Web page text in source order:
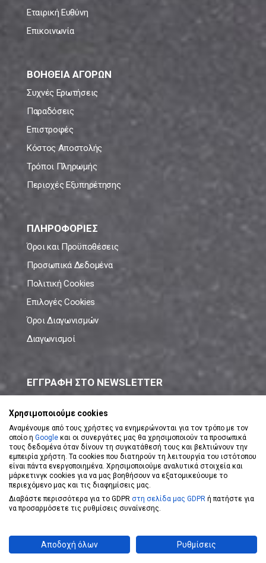
Εταιρική Ευθύνη
Επικοινωνία
ΒΟΗΘΕΙΑ ΑΓΟΡΩΝ
Συχνές Ερωτήσεις
Παραδόσεις
Επιστροφές
Κόστος Αποστολής
Τρόποι Πληρωμής
Περιοχές Εξυπηρέτησης
ΠΛΗΡΟΦΟΡΙΕΣ
Όροι και Προϋποθέσεις
Προσωπικά Δεδομένα
Πολιτική Cookies
Επιλογές Cookies
Όροι Διαγωνισμών
Διαγωνισμοί
ΕΓΓΡΑΦΗ ΣΤΟ NEWSLETTER
ΕΓΓΡΑΦΗ ΣΤΟ NEWSLETTER
Αποδέχομαι τουςΌρους Χρήσης
Powered byeShopKeyDesigned byKoolmetrix
Χρησιμοποιούμε cookies
Αναμένουμε από τους χρήστες να ενημερώνονται για τον τρόπο με τον
οποίο η Google και οι συνεργάτες μας θα χρησιμοποιούν τα προσωπικά
τους δεδομένα όταν δίνουν τη συγκατάθεσή τους και βελτιώνουν την
εμπειρία χρήστη. Τα cookies που διατηρούν τη λειτουργία του ιστότοπου
είναι πάντα ενεργοποιημένα. Χρησιμοποιούμε αναλυτικά στοιχεία και
μάρκετινγκ cookies για να μας βοηθήσουν να εξατομικεύουμε το
περιεχόμενο μας και τις διαφημίσεις μας.
Διαβάστε περισσότερα για το GDPR στη σελίδα μας GDPR ή πατήστε για
να προσαρμόσετε τις ρυθμίσεις συναίνεσης.
Αποδοχή όλων Ρυθμίσεις